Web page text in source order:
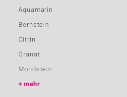
Aquamarin
Bernstein
Citrin
Granat
Mondstein
mehr